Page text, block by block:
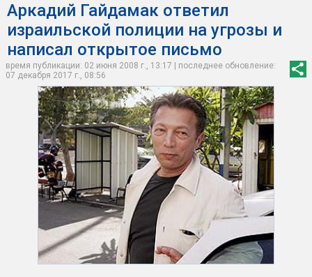
Аркадий Гайдамак ответил
израильской полиции на угрозы и
написал открытое письмо
время публикации: 02 июня 2008 г., 13:17 | последнее обновление:
07 декабря 2017 г., 08:56